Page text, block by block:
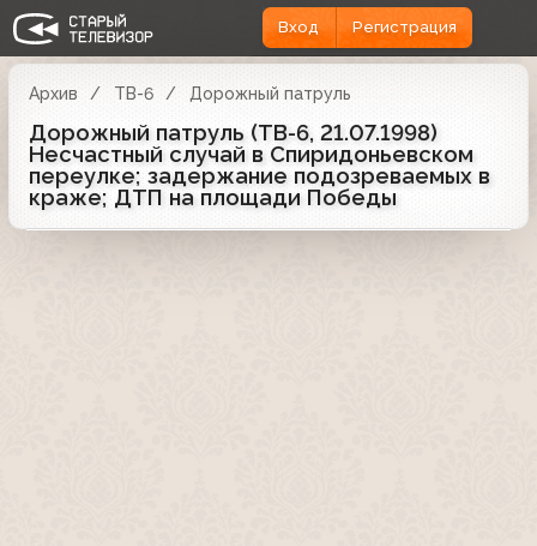
Вход Регистрация
Архив ТВ-6 Дорожный патруль
Дорожный патруль (ТВ-6, 21.07.1998)
Несчастный случай в Спиридоньевском
переулке; задержание подозреваемых в
краже; ДТП на площади Победы